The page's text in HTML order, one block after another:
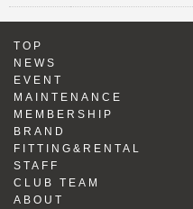
TOP
NEWS
EVENT
MAINTENANCE
MEMBERSHIP
BRAND
FITTING&RENTAL
STAFF
CLUB TEAM
ABOUT